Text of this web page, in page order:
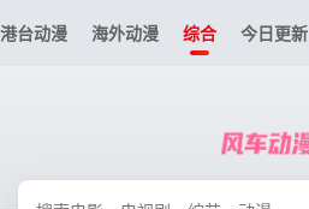
港台动漫 海外动漫 综合 今日更新